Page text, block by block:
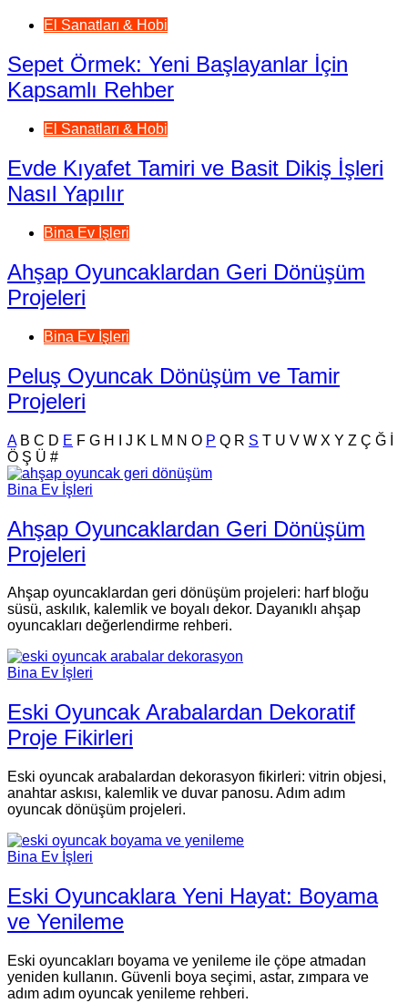
El Sanatları & Hobi
Sepet Örmek: Yeni Başlayanlar İçin
Kapsamlı Rehber
El Sanatları & Hobi
Evde Kıyafet Tamiri ve Basit Dikiş İşleri
Nasıl Yapılır
Bina Ev İşleri
Ahşap Oyuncaklardan Geri Dönüşüm
Projeleri
Bina Ev İşleri
Peluş Oyuncak Dönüşüm ve Tamir
Projeleri
A B C D E F G H J K L M N O P Q R S T U V W X Y Z Ç Ğ
Ö Ş Ü #
Bina Ev İşleri
Ahşap Oyuncaklardan Geri Dönüşüm
Projeleri
Ahşap oyuncaklardan geri dönüşüm projeleri: harf bloğu
süsü, askılık, kalemlik ve boyalı dekor. Dayanıklı ahşap
oyuncakları değerlendirme rehberi.
Bina Ev İşleri
Eski Oyuncak Arabalardan Dekoratif
Proje Fikirleri
Eski oyuncak arabalardan dekorasyon fikirleri: vitrin objesi,
anahtar askısı, kalemlik ve duvar panosu. Adım adım
oyuncak dönüşüm projeleri.
Bina Ev İşleri
Eski Oyuncaklara Yeni Hayat: Boyama
ve Yenileme
Eski oyuncakları boyama ve yenileme ile çöpe atmadan
yeniden kullanın. Güvenli boya seçimi, astar, zımpara ve
adım adım oyuncak yenileme rehberi.